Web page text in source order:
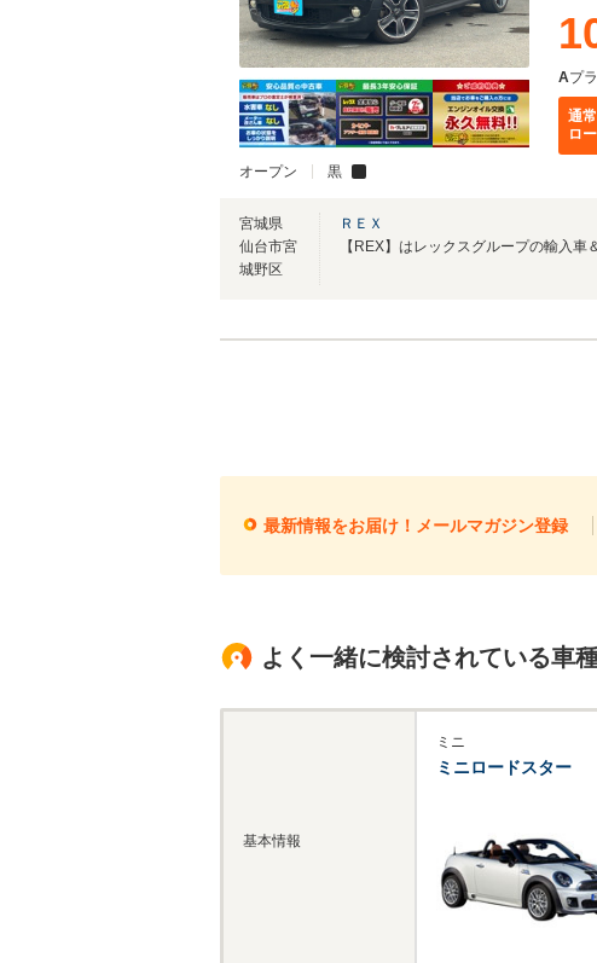
オープン 黒
Aプ
通常
ロ
宮城県
仙台市宮
城野区
ＲＥＸ
最新情報をお届け！メールマガジン登録
よく一緒に検討されている車
基本情報
ミニ
ミニロードスター